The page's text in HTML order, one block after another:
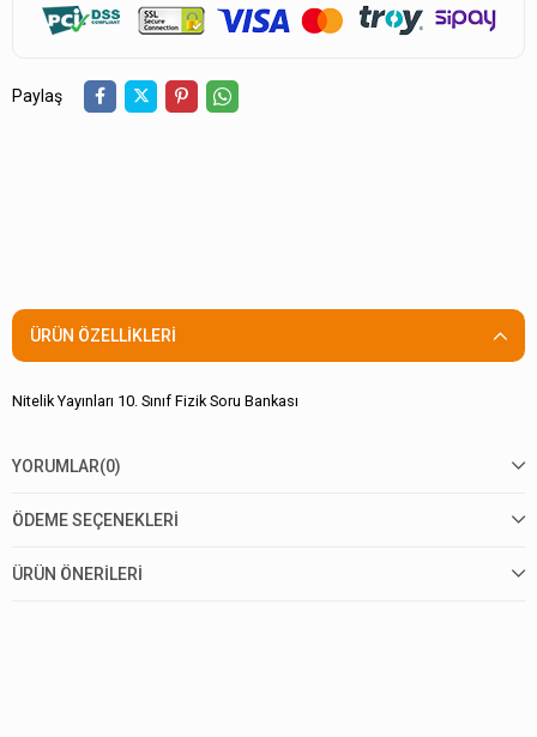
Paylaş
ÜRÜN ÖZELLIKLERI
Nitelik Yayınları 10. Sınıf Fizik Soru Bankası
YORUMLAR(0)
ÖDEME SEÇENEKLERI
ÜRÜN ÖNERILERI